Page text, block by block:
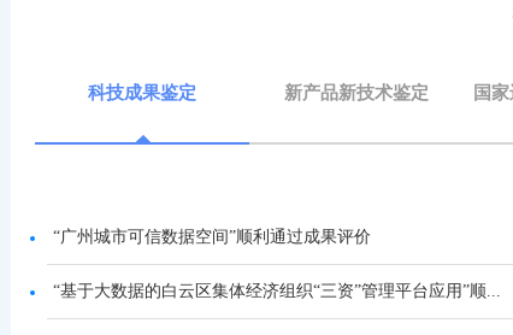
科技成果鉴定 新产品新技术鉴定 国
“广州城市可信数据空间”顺利通过成果评价
“基于大数据的白云区集体经济组织“三资”管理平台应用”顺...